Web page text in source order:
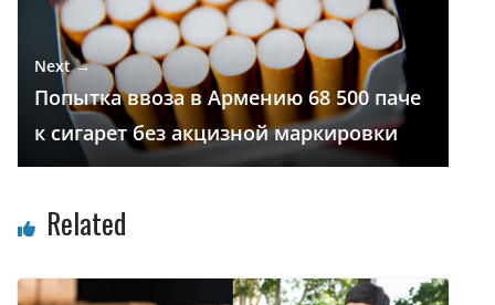
Next →
Попытка ввоза в Армению 68 500 паче
к сигарет без акцизной маркировки
Related